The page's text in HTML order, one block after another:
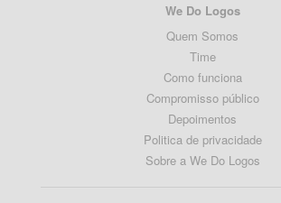
We Do Logos
Quem Somos
Time
Como funciona
Compromisso público
Depoimentos
Politica de privacidade
Sobre a We Do Logos